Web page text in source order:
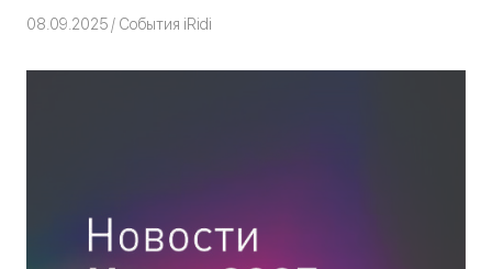
08.09.2025 Команда iRidium mobile
События iRidi